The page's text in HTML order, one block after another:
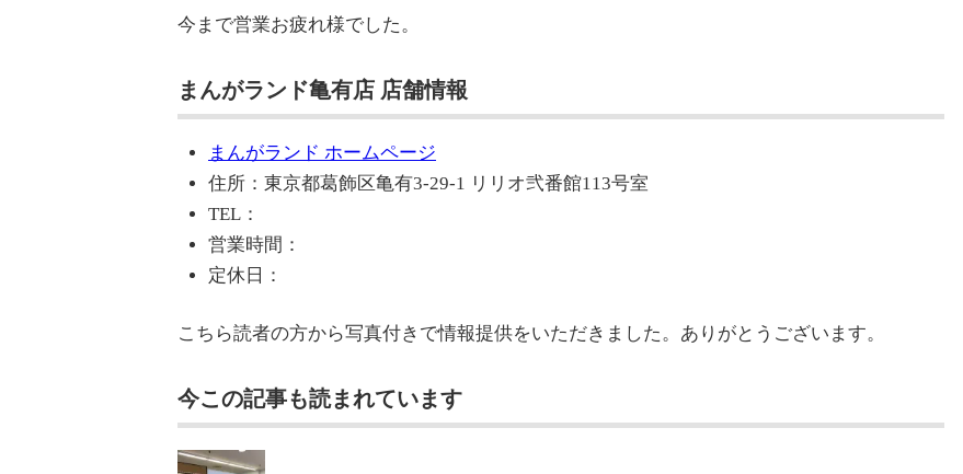
今まで営業お疲れ様でした。
まんがランド亀有店 店舗情報
まんがランド ホームページ
住所：東京都葛飾区亀有3-29-1 リリオ弐番館113号室
TEL：
営業時間：
定休日：
こちら読者の方から写真付きで情報提供をいただきました。ありがとうございます。
今この記事も読まれています